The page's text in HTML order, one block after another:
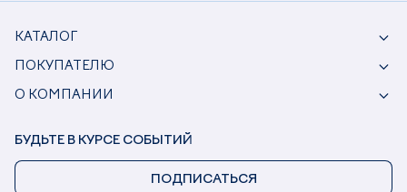
КАТАЛОГ
ПОКУПАТЕЛЮ
О КОМПАНИИ
БУДЬТЕ В КУРСЕ СОБЫТИЙ
ПОДПИСАТЬСЯ